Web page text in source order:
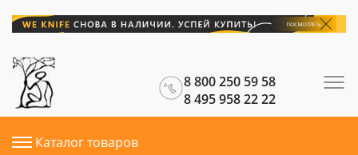
8 800 250 59 58
8 495 958 22 22
Каталог товаров